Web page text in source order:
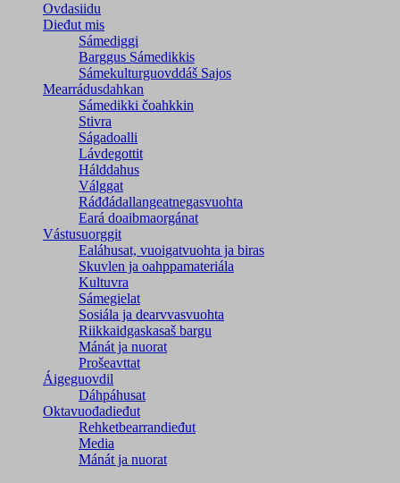
Ovdasiidu
Dieđut mis
Sámediggi
Barggus Sámedikkis
Sámekulturguovddáš Sajos
Mearrádusdahkan
Sámedikki čoahkkin
Stivra
Ságadoalli
Lávdegottit
Hálddahus
Válggat
Ráđđádallangeatnegas­vuohta
Eará doaibmaorgánat
Vástusuorggit
Ealáhusat, vuoigatvuohta ja biras
Skuvlen ja oahppamateriála
Kultuvra
Sámegielat
Sosiála ja dearvvasvuohta
Riikkaidgaskasaš bargu
Mánát ja nuorat
Prošeavttat
Áigeguovdil
Dáhpáhusat
Oktavuođadieđut
Rehketbearrandieđut
Media
Mánát ja nuorat